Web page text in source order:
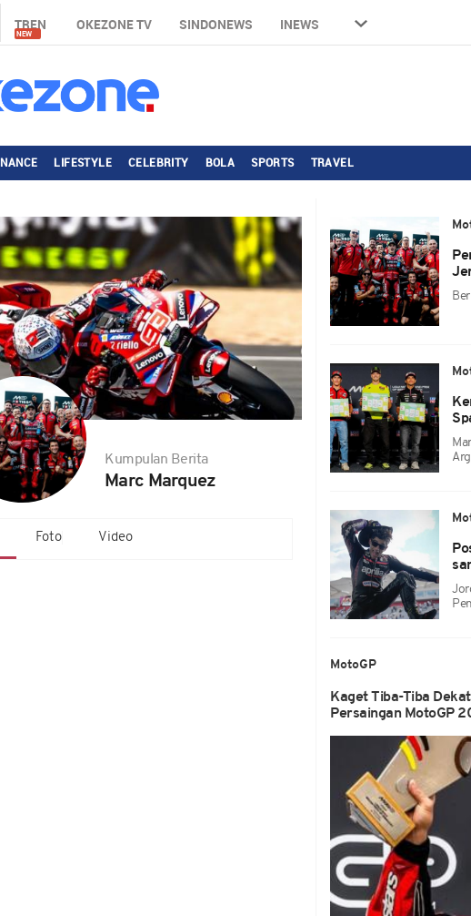
TREN
NEW
OKEZONE TV SINDONEWS INEWS
LIFESTYLE CELEBRITY BOLA SPORTS TRAVEL
Kumpulan Berita
Marc Marquez
Foto Video
MotoGP
Kaget Tiba-Tiba
Persaingan MotoGP